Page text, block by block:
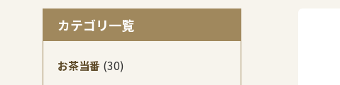
カテゴリ一覧
お茶当番 (30)